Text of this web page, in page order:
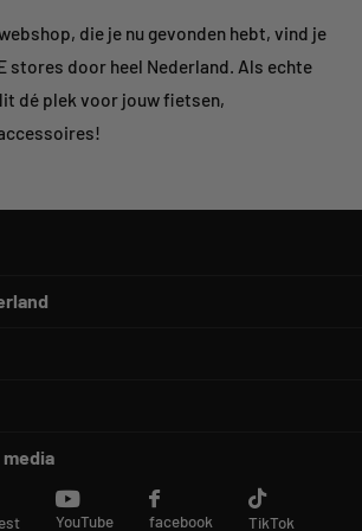
die je nu gevonden hebt, vind je
stores door heel Nederland. Als echte
dé plek voor jouw fietsen,
media
YouTube facebook TikTok